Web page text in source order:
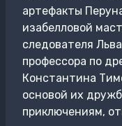
артефакты
изабелловой
следователя
профессора по
Константина
основой их
приключениям,